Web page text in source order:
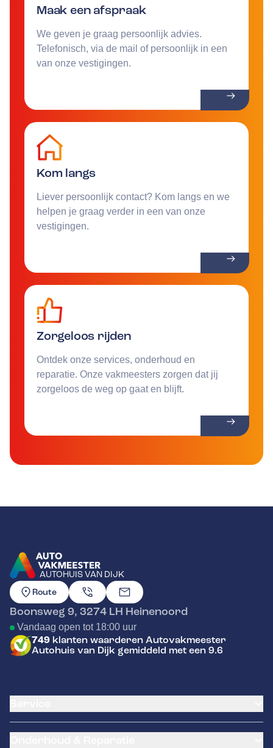
Maak een afspraak
We geven je graag persoonlijk advies.
Telefonisch, via de mail of persoonlijk in een
van onze vestigingen.
Kom langs
Liever persoonlijk contact? Kom langs en we
helpen je graag verder in een van onze
vestigingen.
Zorgeloos rijden
Ontdek onze services, onderhoud en
reparatie. Onze vakmeesters zorgen dat jij
zorgeloos de weg op gaat en blijft.
AUTOHUIS VAN DIJK
GA NAAR DE HOMEPAGINA
Route
Boonsweg 9, 3274 LH Heinenoord
Vandaag open tot 18:00 uur
749 klanten waarderen Autovakmeester
Autohuis van Dijk gemiddeld met een 9.6